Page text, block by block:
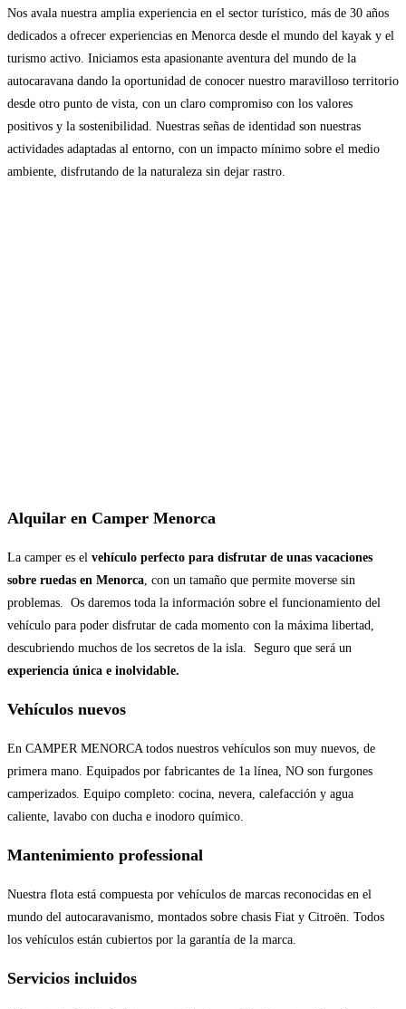
Nos avala nuestra amplia experiencia en el sector turístico, más de 30 años
dedicados a ofrecer experiencias en Menorca desde el mundo del kayak y el
turismo activo. Iniciamos esta apasionante aventura del mundo de la
autocaravana dando la oportunidad de conocer nuestro maravilloso territorio
desde otro punto de vista, con un claro compromiso con los valores
positivos y la sostenibilidad. Nuestras señas de identidad son nuestras
actividades adaptadas al entorno, con un impacto mínimo sobre el medio
ambiente, disfrutando de la naturaleza sin dejar rastro.
Alquilar en Camper Menorca
La camper es el vehículo perfecto para disfrutar de unas vacaciones
sobre ruedas en Menorca , con un tamaño que permite moverse sin
problemas. Os daremos toda la información sobre el funcionamiento del
vehículo para poder disfrutar de cada momento con la máxima libertad,
descubriendo muchos de los secretos de la isla. Seguro que será un
experiencia única e inolvidable.
Vehículos nuevos
En CAMPER MENORCA todos nuestros vehículos son muy nuevos, de
primera mano. Equipados por fabricantes de 1a línea, NO son furgones
camperizados. Equipo completo: cocina, nevera, calefacción y agua
caliente, lavabo con ducha e inodoro químico.
Mantenimiento professional
Nuestra flota está compuesta por vehículos de marcas reconocidas en el
mundo del autocaravanismo, montados sobre chasis Fiat y Citroën. Todos
los vehículos están cubiertos por la garantía de la marca.
Servicios incluidos